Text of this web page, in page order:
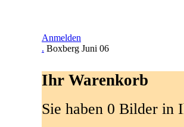
Anmelden
. Boxberg Juni 06
Ihr Warenkorb
Sie haben 0 Bilder in